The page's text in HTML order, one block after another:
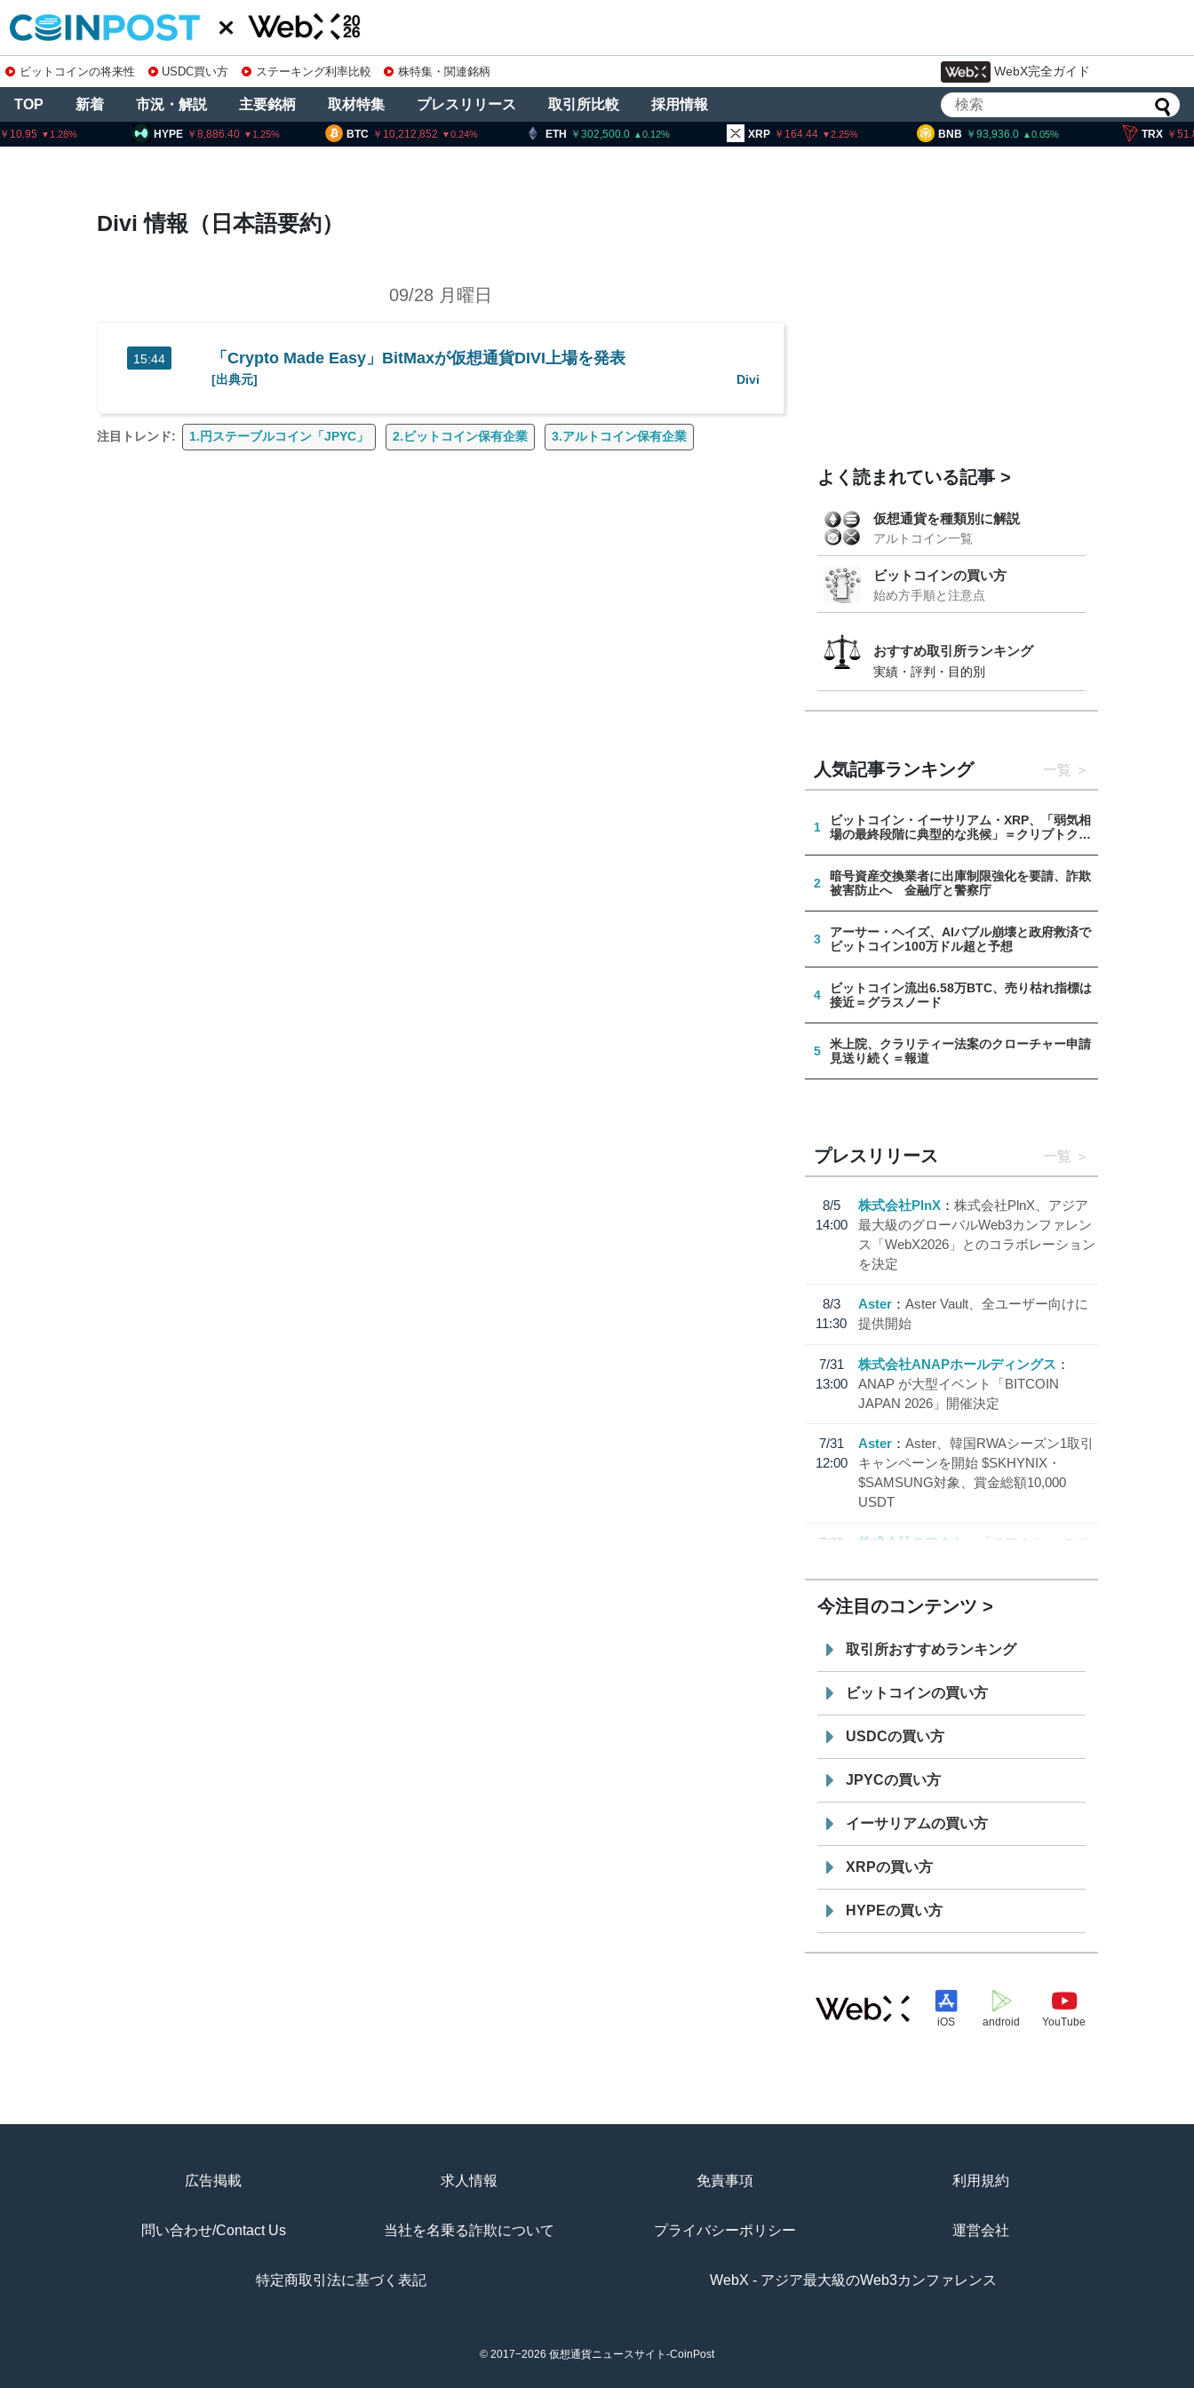
ビットコインの将来性 USDC買い方 ステーキング利率比較 株特集・関連銘柄 WebX完全ガイド
TOP 新着 市況・解説 主要銘柄 取材特集 プレスリリース 取引所比較 採用情報
BTC 10,212,852 0.24 ETH 302,500.0 0.12 XRP 164.44 2.25 BNB 93,936.0 0.05 TRX
10.95 1.28 HYPE 8,886.40 1.25
Divi 情報（日本語要約）
09/28 月曜日
15:44 「Crypto Made Easy」BitMaxが仮想通貨DIVI上場を発表
[出典元] Divi
注目トレンド: 1.円ステーブルコイン「JPYC」 2.ビットコイン保有企業 3.アルトコイン保有企業
よく読まれている記事
仮想通貨を種類別に解説
アルトコイン一覧
ビットコインの買い方
始め方手順と注意点
おすすめ取引所ランキング
実績・評判・目的別
人気記事ランキング 一覧
1
ビットコイン・イーサリアム・XRP、「弱気相
場の最終段階に典型的な兆候」＝クリプトクア
2
暗号資産交換業者に出庫制限強化を要請、詐欺
被害防止へ 金融庁と警察庁
3
アーサー・ヘイズ、AIバブル崩壊と政府救済で
ビットコイン100万ドル超と予想
4
ビットコイン流出6.58万BTC、売り枯れ指標は
接近＝グラスノード
5
米上院、クラリティー法案のクローチャー申請
見送り続く＝報道
プレスリリース 一覧
8/5
14:00
株式会社PlnX
株式会社PlnX、アジア
最大級のグローバルWeb3カンファレン
ス「WebX2026」とのコラボレーション
を決定
8/3
11:30
Aster
Aster Vault、全ユーザー向けに
提供開始
7/31
13:00
株式会社ANAPホールディングス
ANAP が大型イベント「BITCOIN
JAPAN 2026」開催決定
7/31
12:00
Aster
Aster、韓国RWAシーズン1取引
キャンペーンを開始 $SKHYNIX・
$SAMSUNG対象、賞金総額10,000
USDT
7/30
株式会社モアクト
「モアクト」 のポ
「 JPYC」を追加
19:30
てステーブルコイン「JPYSC」徹底解
説セミナーを開催
今注目のコンテンツ
取引所おすすめランキング
ビットコインの買い方
USDCの買い方
JPYCの買い方
イーサリアムの買い方
XRPの買い方
HYPEの買い方
iOS android YouTube
広告掲載 求人情報 免責事項 利用規約
問い合わせ/Contact Us 当社を名乗る詐欺について プライバシーポリシー 運営会社
特定商取引法に基づく表記 WebX - アジア最大級のWeb3カンファレンス
© 2017−2026 仮想通貨ニュースサイト-CoinPost